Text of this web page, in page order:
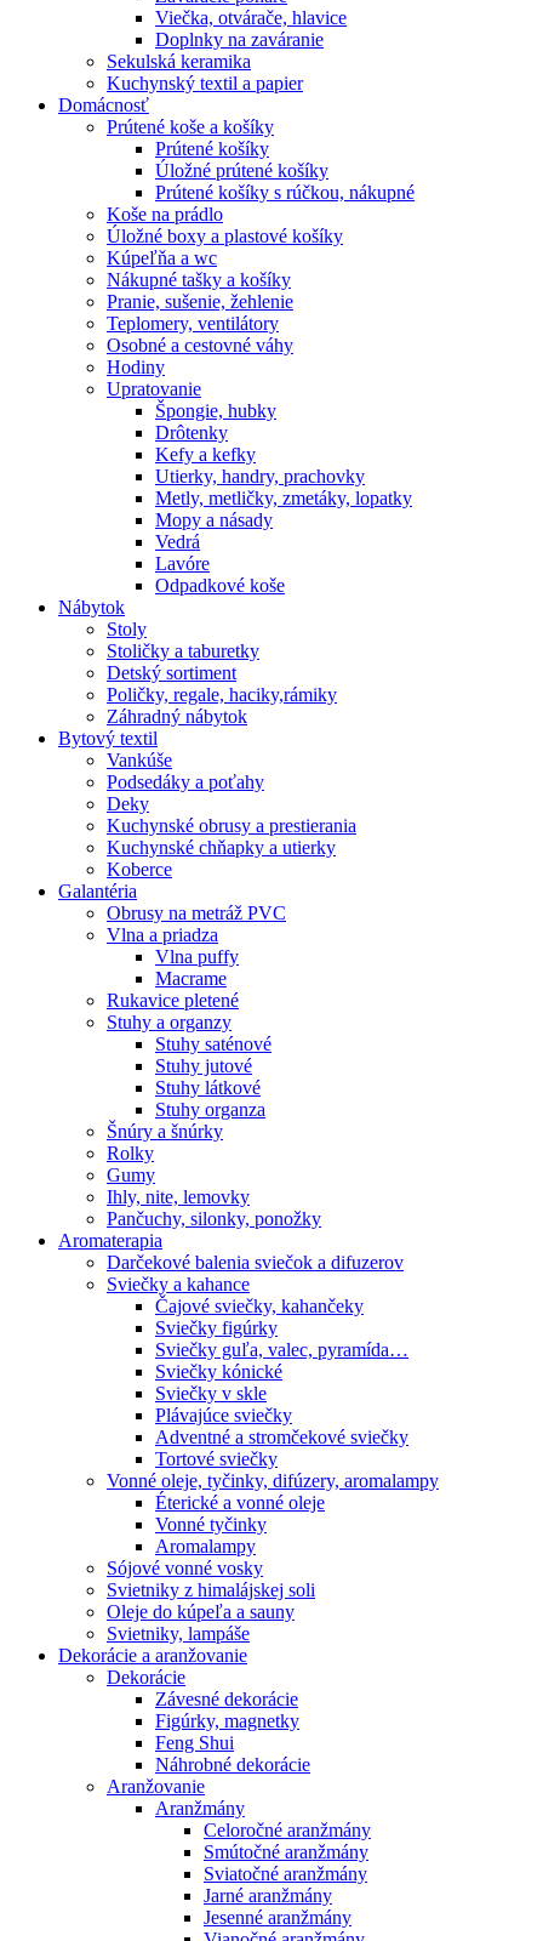
Viečka, otvárače, hlavice
Doplnky na zaváranie
Sekulská keramika
Kuchynský textil a papier
Domácnosť
Prútené koše a košíky
Prútené košíky
Úložné prútené košíky
Prútené košíky s rúčkou, nákupné
Koše na prádlo
Úložné boxy a plastové košíky
Kúpeľňa a wc
Nákupné tašky a košíky
Pranie, sušenie, žehlenie
Teplomery, ventilátory
Osobné a cestovné váhy
Hodiny
Upratovanie
Špongie, hubky
Drôtenky
Kefy a kefky
Utierky, handry, prachovky
Metly, metličky, zmetáky, lopatky
Mopy a násady
Vedrá
Lavóre
Odpadkové koše
Nábytok
Stoly
Stoličky a taburetky
Detský sortiment
Poličky, regale, haciky,rámiky
Záhradný nábytok
Bytový textil
Vankúše
Podsedáky a poťahy
Deky
Kuchynské obrusy a prestierania
Kuchynské chňapky a utierky
Koberce
Galantéria
Obrusy na metráž PVC
Vlna a priadza
Vlna puffy
Macrame
Rukavice pletené
Stuhy a organzy
Stuhy saténové
Stuhy jutové
Stuhy látkové
Stuhy organza
Šnúry a šnúrky
Rolky
Gumy
Ihly, nite, lemovky
Pančuchy, silonky, ponožky
Aromaterapia
Darčekové balenia sviečok a difuzerov
Sviečky a kahance
Čajové sviečky, kahančeky
Sviečky figúrky
Sviečky guľa, valec, pyramída…
Sviečky kónické
Sviečky v skle
Plávajúce sviečky
Adventné a stromčekové sviečky
Tortové sviečky
Vonné oleje, tyčinky, difúzery, aromalampy
Éterické a vonné oleje
Vonné tyčinky
Aromalampy
Sójové vonné vosky
Svietniky z himalájskej soli
Oleje do kúpeľa a sauny
Svietniky, lampáše
Dekorácie a aranžovanie
Dekorácie
Závesné dekorácie
Figúrky, magnetky
Feng Shui
Náhrobné dekorácie
Aranžovanie
Aranžmány
Celoročné aranžmány
Smútočné aranžmány
Sviatočné aranžmány
Jarné aranžmány
Jesenné aranžmány